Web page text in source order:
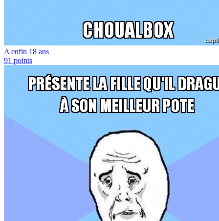
A enfin 18 ans
91 points